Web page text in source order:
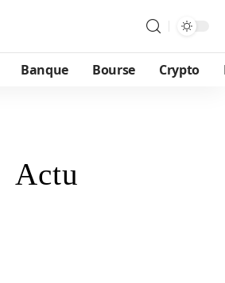
Banque Bourse Crypto
Actu